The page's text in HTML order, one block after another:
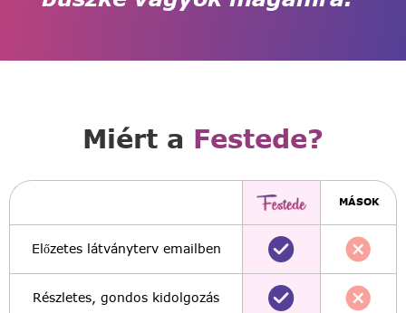
Miért a Festede?
MÁSOK
Előzetes látványterv emailben
Részletes, gondos kidolgozás